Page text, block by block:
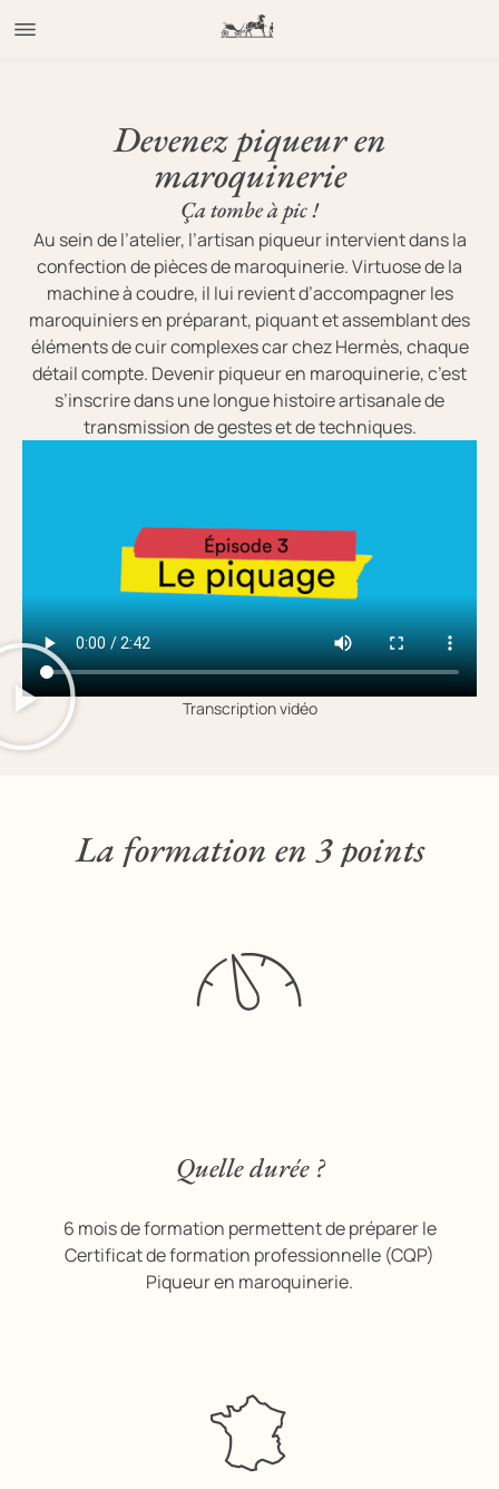
Devenez piqueur en
maroquinerie
Ça tombe à pic !
Au sein de l’atelier, l’artisan piqueur intervient dans la
confection de pièces de maroquinerie. Virtuose de la
machine à coudre, il lui revient d’accompagner les
maroquiniers en préparant, piquant et assemblant des
éléments de cuir complexes car chez Hermès, chaque
détail compte. Devenir piqueur en maroquinerie, c’est
s’inscrire dans une longue histoire artisanale de
transmission de gestes et de techniques.
Transcription vidéo
La formation en 3 points
Quelle durée ?
6 mois de formation permettent de préparer le
Certificat de formation professionnelle (CQP)
Piqueur en maroquinerie.